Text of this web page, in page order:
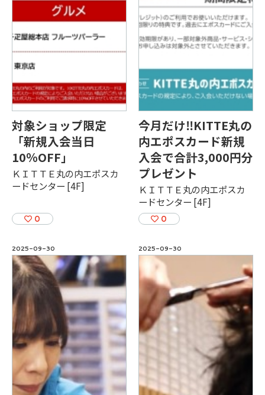
対象ショップ限定
「新規入会当日
10％OFF」
ＫＩＴＴＥ丸の内エポスカ
ードセンター [4F]
0
今月だけ‼KITTE丸の
内エポスカード新規
入会で合計3,000円分
プレゼント
ＫＩＴＴＥ丸の内エポスカ
ードセンター [4F]
0
2025-09-30 2025-09-30